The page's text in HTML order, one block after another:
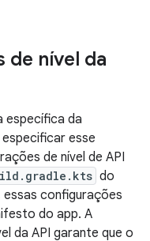
de nível da
específica da
esse
de nível de API
do
configurações
do app. A
da API garante que o